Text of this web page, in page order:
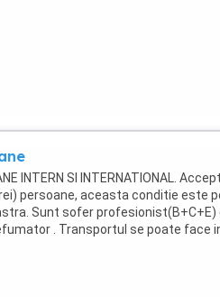
INTERN SI INTERNATIONAL.
persoane, aceasta conditie este
Sunt sofer profesionist(B+C+E)
. Transportul se poate face
de cererea clientului. Ofer ...